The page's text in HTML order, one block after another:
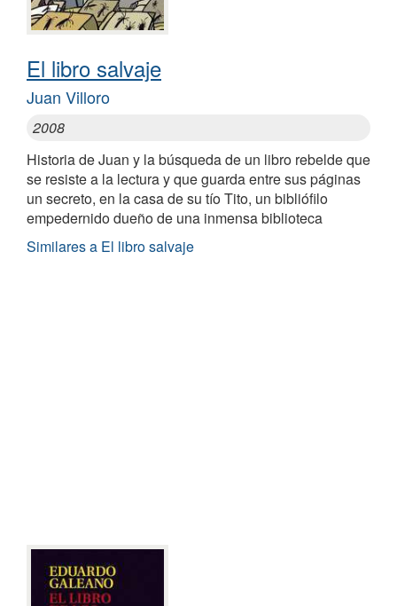
El libro salvaje
Juan Villoro
2008
Historia de Juan y la búsqueda de un libro rebelde que
se resiste a la lectura y que guarda entre sus páginas
un secreto, en la casa de su tío Tito, un bibliófilo
empedernido dueño de una inmensa biblioteca
Similares a El libro salvaje